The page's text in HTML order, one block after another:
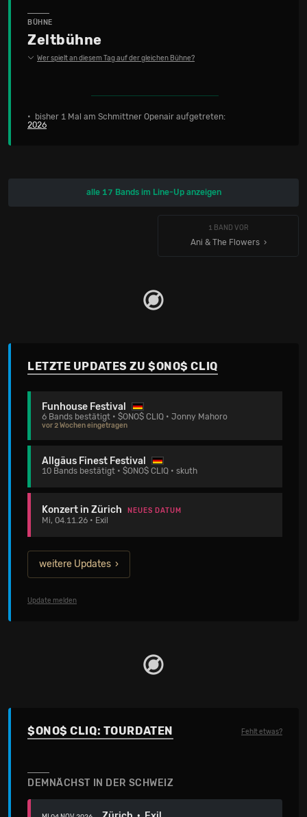
BÜHNE
Zeltbühne
Wer spielt an diesem Tag auf der gleichen Bühne?
• bisher 1 Mal am Schmittner Openair aufgetreten:
2026
alle 17 Bands im Line-Up anzeigen
1 BAND VOR
Ani & The Flowers
LETZTE UPDATES ZU $ONO$ CLIQ
Funhouse Festival
6 Bands bestätigt • $ONO$ CLIQ • Jonny Mahoro
vor 2 Wochen eingetragen
Allgäus Finest Festival
10 Bands bestätigt • $ONO$ CLIQ • skuth
Konzert in Zürich NEUES DATUM
Mi, 04.11.26 • Exil
weitere Updates
Update melden
$ONO$ CLIQ: TOURDATEN Fehlt etwas?
DEMNÄCHST IN DER SCHWEIZ